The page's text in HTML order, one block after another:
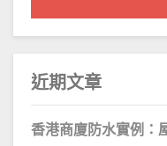
字:
近期文章
香港商廈防水實例：